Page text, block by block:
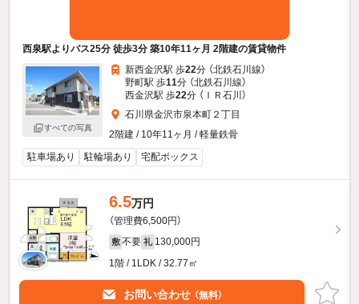
西泉駅よりバス25分 徒歩3分 築10年11ヶ月 2階建の賃貸物件
すべての写真
新西金沢駅 歩22分 （北鉄石川線）
野町駅 歩11分 （北鉄石川線）
西金沢駅 歩22分 （ＩＲ石川）
石川県金沢市泉本町２丁目
2階建 / 10年11ヶ月 / 軽量鉄骨
駐車場あり
駐輪場あり 宅配ボックス
6.5万円
（管理費6,500円）
敷 不要 礼 130,000円
1階 / 1LDK / 32.77㎡
お問い合わせ （無料）